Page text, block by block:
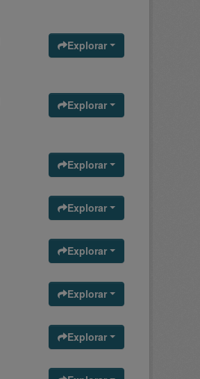
Explorar
Explorar
Explorar
Explorar
Explorar
Explorar
Explorar